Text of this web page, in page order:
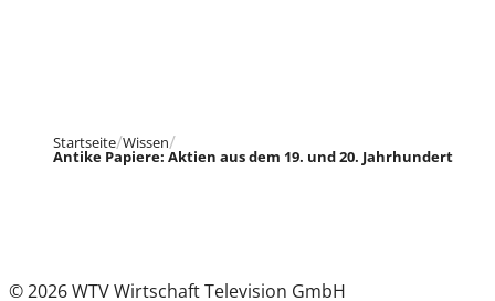
Startseite Wissen
Antike Papiere: Aktien aus dem 19. und 20. Jahrhundert
© 2026 WTV Wirtschaft Television GmbH